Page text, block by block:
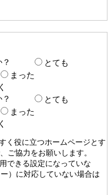
とても
まった
く
とても
まった
く
く役に立つホームページとす
ご協力をお願いします。
できる設定になっていな
）に対応していない場合は